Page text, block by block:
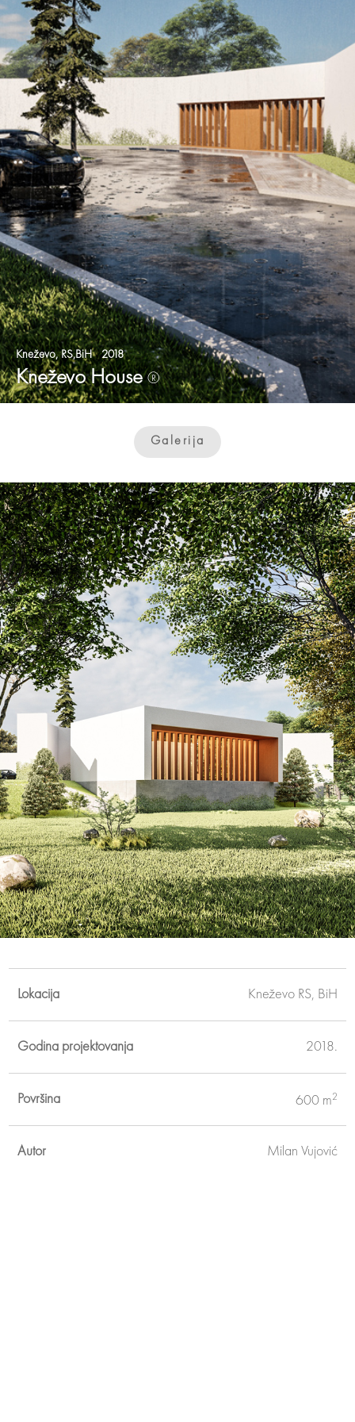
Kneževo, RS,BiH 2018
Kneževo House®
Galerija
Lokacija Kneževo RS, BiH
Godina projektovanja 2018.
Površina 600 m2
Autor Milan Vujović